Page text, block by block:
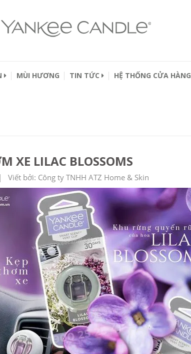
MÙI HƯƠNG TIN TỨC HỆ THỐNG CỬA HÀNG
XE LILAC BLOSSOMS
bởi: Công ty TNHH ATZ Home & Skin